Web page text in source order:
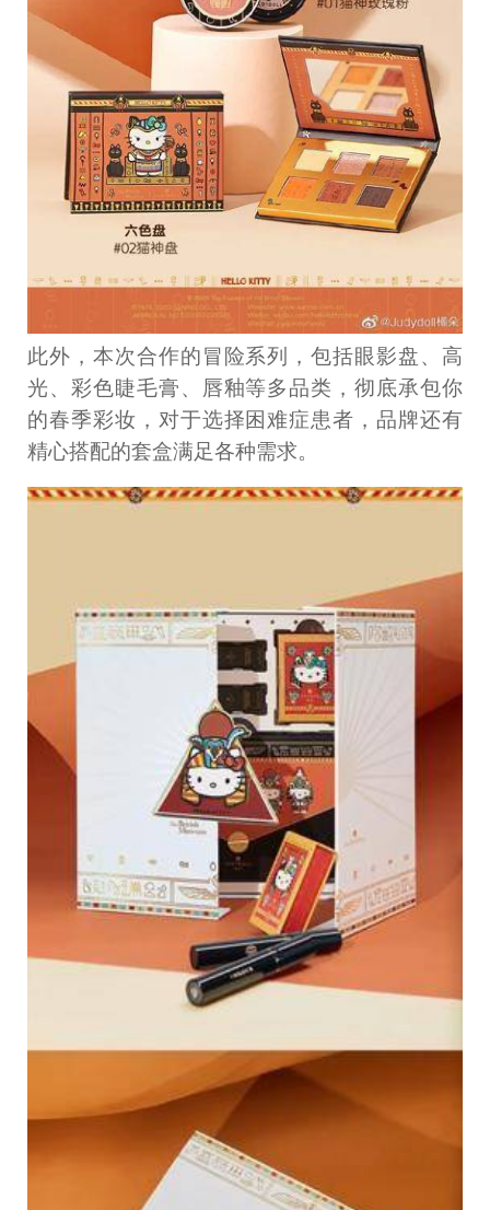
此外，本次合作的冒险系列，包括眼影盘、高
光、彩色睫毛膏、唇釉等多品类，彻底承包你
的春季彩妆，对于选择困难症患者，品牌还有
精心搭配的套盒满足各种需求。